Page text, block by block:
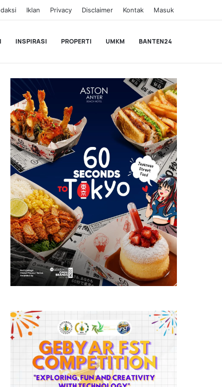
Iklan Privacy Disclaimer Kontak Masuk
INSPIRASI PROPERTI UMKM BANTEN24